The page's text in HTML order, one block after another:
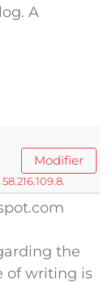
A
Modifier
the
of writing is